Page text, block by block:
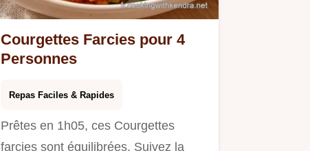
Courgettes Farcies pour 4
Personnes
Repas Faciles & Rapides
Prêtes en 1h05, ces Courgettes
farcies sont équilibrées. Suivez la